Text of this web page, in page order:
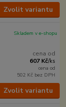
Zvolit variantu
cena od
607 Kč/ks
cena od
502 Kč bez DPH
Skladem v e-shopu
Zvolit variantu